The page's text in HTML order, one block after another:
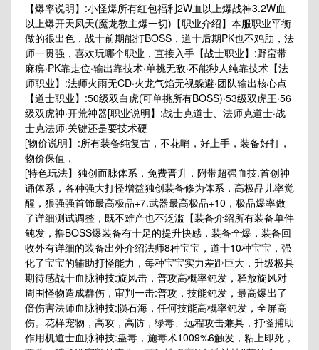
【爆率说明】:小怪爆所有红包福利2W血以上爆战神3.2W血
以上爆开天凤天(魔龙教主爆一切)【职业介绍】本服职业平衡
做的很出色，战十前期能打BOSS，道十后期PK也不鸡肋，法
师一贯强，喜欢玩哪个职业，直接入手【战士职业】:野蛮带
麻痹·PK靠走位·输出靠技术·单挑无敌·不能秒人纯靠技术【法
师职业】:法师火雨无CD·火龙气焰无视躲避·团队输出核心点
【道士职业】:50级双白虎(可单挑所有BOSS)·53级双虎王·56
级双虎神·开荒神器[职业说明】:战士克道士、法师克道士·战
士克法师·关键还是要技术硬
[物价说明】:所有装备纯复古，不花哨，好上手，装备好打，
物价保值，
[特色玩法】独创而脉体系，免费晋升，附带超强血技.首创神
诵体系，各种强大打怪增益独创装备修为体系，高极品儿率觉
醒，狠强强首饰最高极品+7.武器最高极品+10，极品爆率做
了详细测试调整，既不难产也不泛滥【装备介绍所有装备单件
鲀发，撸BOSS爆装备有十足的提升快感，装备全爆，装备回
收外有详细的装备出外介绍法师8种宝宝，道十10种宝宝，强
化了宝宝的辅助打怪能力，每种宝宝实力差距巨大，升级极具
期待感战十血脉神技:旋风击，普攻高概率鲀发，释放旋风对
周围怪物造成群伤，审判一击:普攻，技能鲀发，最高爆出了
倍伤害法师血脉神技:陨石海，任何技能高概率鲀发，全屏高
伤。花样宠物，高攻，高防，绿毒、远程攻击兼具，打怪捕助
作用机道士血脉神技:蛊毒，施毒术1009%6触发，粘上即死，